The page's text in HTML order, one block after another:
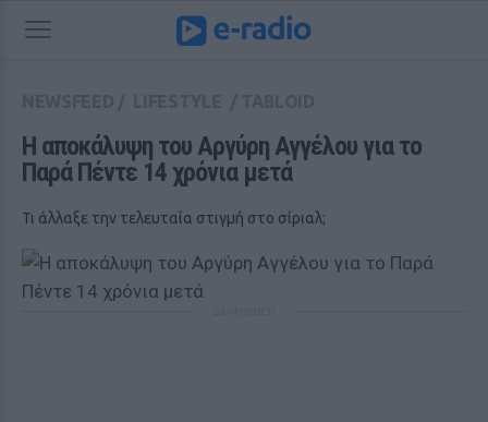
Η αποκάλυψη του Αργύρη Αγγέλου για το
Παρά Πέντε 14 χρόνια μετά
Τι άλλαξε την τελευταία στιγμή στο σίριαλ;